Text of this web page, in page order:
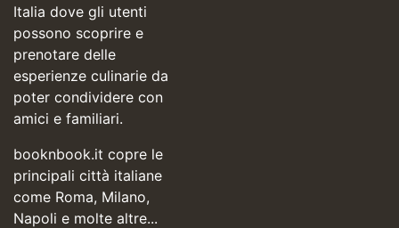
Italia dove gli utenti
possono scoprire e
prenotare delle
esperienze culinarie da
poter condividere con
amici e familiari.
booknbook.it copre le
principali città italiane
come Roma, Milano,
Napoli e molte altre...